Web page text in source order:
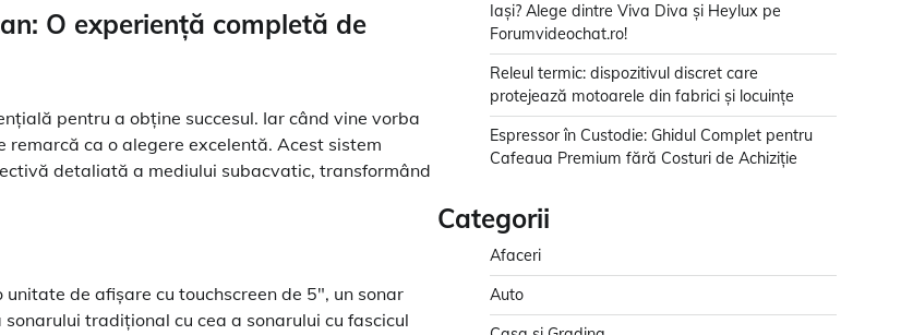
O experiență completă de
pentru a obține succesul. Iar când vine vorba
remarcă ca o alegere excelentă. Acest sistem
detaliată a mediului subacvatic, transformând
de afișare cu touchscreen de 5″, un sonar
tradițional cu cea a sonarului cu fascicul
Iași? Alege dintre Viva Diva și Heylux pe
Forumvideochat.ro!
Releul termic: dispozitivul discret care
protejează motoarele din fabrici și locuințe
Espressor în Custodie: Ghidul Complet pentru
Cafeaua Premium fără Costuri de Achiziție
Categorii
Afaceri
Auto